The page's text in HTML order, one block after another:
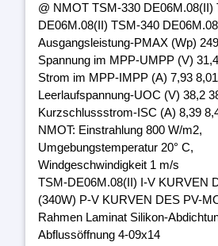
@ NMOT TSM-330 DE06M.08(II)
DE06M.08(II) TSM-340
Ausgangsleistung-PMAX (Wp)
Spannung im MPP-UMPP (V)
Strom im MPP-IMPP (A) 7,93
Leerlaufspannung-UOC (V) 38,2
Kurzschlussstrom-ISC (A) 8,39
NMOT: Einstrahlung 800 W/m2,
Umgebungstemperatur 20° C,
Windgeschwindigkeit 1 m/s
TSM-DE06M.08(II) I-V KURVEN
(340W) P-V KURVEN DES PV-
Rahmen Laminat Silikon-
Abflussöffnung 4-09x14